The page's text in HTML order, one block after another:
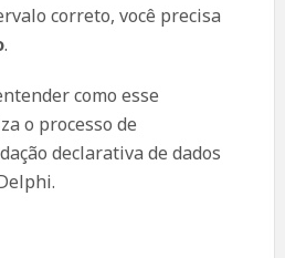
correto, você precisa
.
como esse
o processo de
declarativa de dados